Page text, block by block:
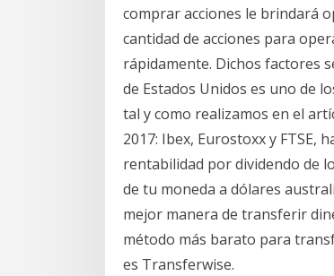
comprar acciones le brindará
cantidad de acciones para
rápidamente. Dichos factores
de Estados Unidos es uno de
tal y como realizamos en el
2017: Ibex, Eurostoxx y FTSE,
rentabilidad por dividendo de
de tu moneda a dólares
mejor manera de transferir
método más barato para
es Transferwise.